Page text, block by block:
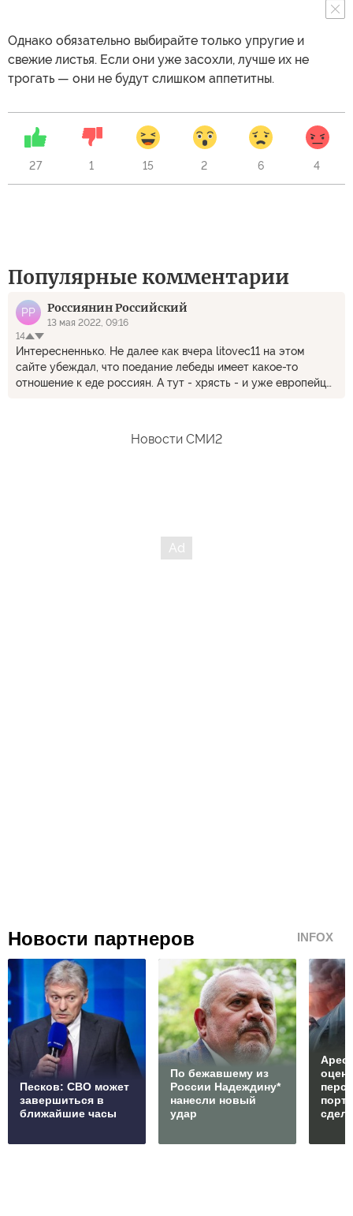
Однако обязательно выбирайте только упругие и
свежие листья. Если они уже засохли, лучше их не
трогать — они не будут слишком аппетитны.
27 1 15 2 6 4
Популярные комментарии
РР Россиянин Российский
13 мая 2022, 09:16
14
Интересненнько. Не далее как вчера litovec11 на этом
сайте убеждал, что поедание лебеды имеет какое-то
отношение к еде россиян. А тут - хрясть - и уже европейцы
Новости СМИ2
Новости партнеров INFOX
Песков: СВО может
завершиться в
ближайшие часы
По бежавшему из
России Надеждину*
нанесли новый
удар